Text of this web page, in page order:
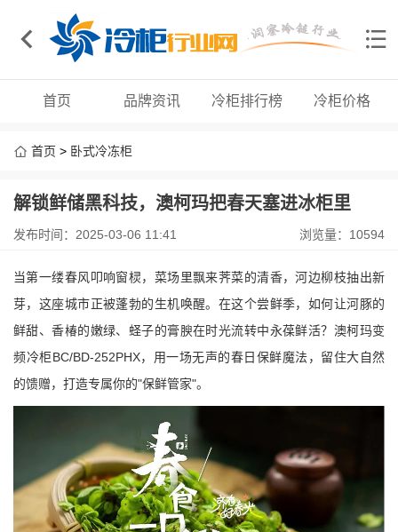
首页 品牌资讯 冷柜排行榜 冷柜价格
首页 > 卧式冷冻柜
解锁鲜储黑科技，澳柯玛把春天塞进冰柜里
发布时间：2025-03-06 11:41 浏览量：10594
当第一缕春风叩响窗棂，菜场里飘来荠菜的清香，河边柳枝抽出新
芽，这座城市正被蓬勃的生机唤醒。在这个尝鲜季，如何让河豚的
鲜甜、香椿的嫩绿、蛏子的膏腴在时光流转中永葆鲜活？澳柯玛变
频冷柜BC/BD-252PHX，用一场无声的春日保鲜魔法，留住大自然
的馈赠，打造专属你的"保鲜管家"。